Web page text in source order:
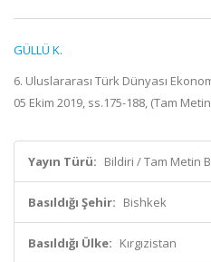
GÜLLÜ K.
6. Uluslararası Türk Dünyası
05 Ekim 2019, ss.175-188, (Tam
Yayın Türü: Bildiri / Tam Metin
Basıldığı Şehir: Bishkek
Basıldığı Ülke: Kırgızistan